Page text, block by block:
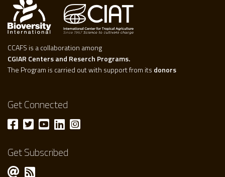
CCAFS is a collaboration among
CGIAR Centers and Reserch Programs.
The Program is carried out with support from its donors
Get Connected
Get Subscribed